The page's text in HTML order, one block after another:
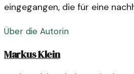
eingegangen, die für eine
Über die Autorin
Markus Klein